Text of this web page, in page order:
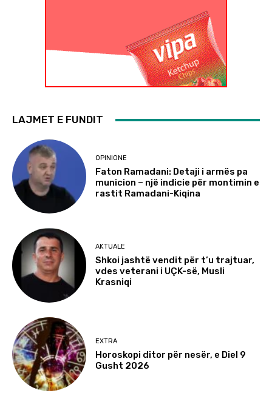
LAJMET E FUNDIT
OPINIONE
Faton Ramadani: Detaji i armës pa
municion – një indicie për montimin e
rastit Ramadani-Kiqina
AKTUALE
Shkoi jashtë vendit për t’u trajtuar,
vdes veterani i UÇK-së, Musli
Krasniqi
EXTRA
Horoskopi ditor për nesër, e Diel 9
Gusht 2026